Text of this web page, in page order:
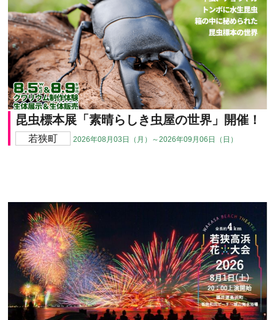
昆虫標本展「素晴らしき虫屋の世界」開催！
若狭町 2026年08月03日（月）～2026年09月06日（日）